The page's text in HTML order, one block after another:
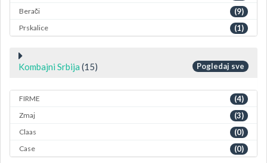
Berači (9)
Prskalice (1)
Kombajni Srbija (15) Pogledaj sve
FIRME (4)
Zmaj (3)
Claas (0)
Case (0)